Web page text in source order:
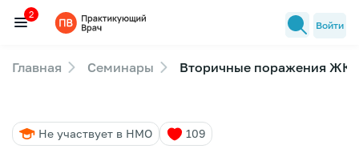
Семинары
Лекторы
2
Войти
Главная Семинары Вторичные поражения
Не участвует в НМО 109